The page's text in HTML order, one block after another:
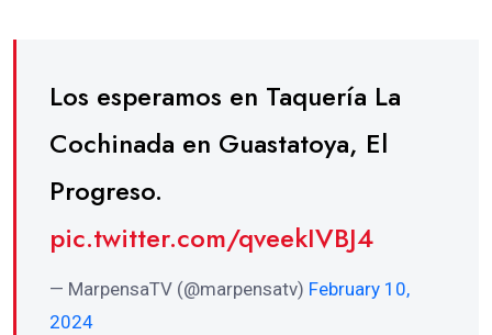
Los esperamos en Taquería La
Cochinada en Guastatoya, El
Progreso.
pic.twitter.com/qveekIVBJ4
— MarpensaTV (@marpensatv) February 10,
2024